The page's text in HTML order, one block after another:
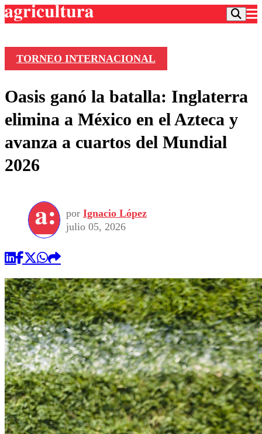
Frecuencias
Agricultura TV
Deportes
Colo Colo
Torneo Internacional
Torneo Nacional
Entretención
Internacional
Nacional
Programas
Comercial
TORNEO INTERNACIONAL
Oasis ganó la batalla: Inglaterra
elimina a México en el Azteca y
avanza a cuartos del Mundial
2026
por Ignacio López
julio 05, 2026